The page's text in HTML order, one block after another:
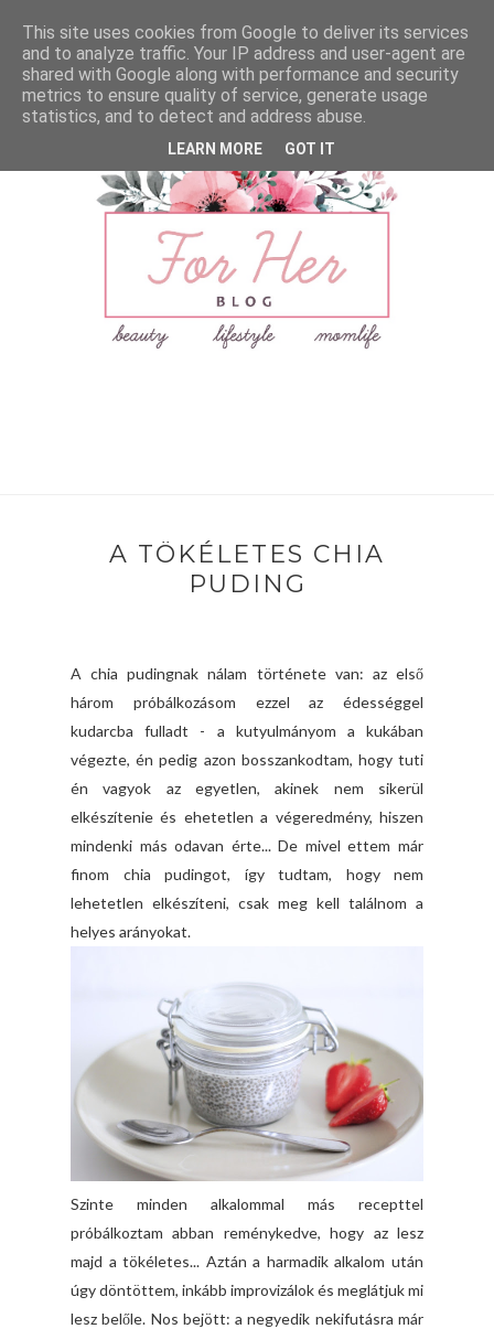
A TÖKÉLETES CHIA
PUDING
A chia pudingnak nálam története van: az első
három próbálkozásom ezzel az édességgel
kudarcba fulladt - a kutyulmányom a kukában
végezte, én pedig azon bosszankodtam, hogy tuti
én vagyok az egyetlen, akinek nem sikerül
elkészítenie és ehetetlen a végeredmény, hiszen
mindenki más odavan érte... De mivel ettem már
finom chia pudingot, így tudtam, hogy nem
lehetetlen elkészíteni, csak meg kell találnom a
helyes arányokat.
Szinte minden alkalommal más recepttel
próbálkoztam abban reménykedve, hogy az lesz
majd a tökéletes... Aztán a harmadik alkalom után
úgy döntöttem, inkább improvizálok és meglátjuk mi
lesz belőle. Nos bejött: a negyedik nekifutásra már
This site uses cookies from Google to deliver its services
and to analyze traffic. Your IP address and user-agent are
shared with Google along with performance and security
metrics to ensure quality of service, generate usage
statistics, and to detect and address abuse.
LEARN MORE GOT IT